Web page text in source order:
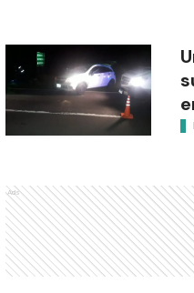
Ads